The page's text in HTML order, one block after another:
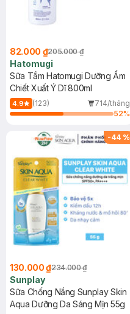
82.000 ₫205.000 ₫
Hatomugi
Sữa Tắm Hatomugi Dưỡng Ẩm
Chiết Xuất Ý Dĩ 800ml
4.9 (123)
714/tháng
52%
-44 %
130.000 ₫234.000 ₫
Sunplay
Sữa Chống Nắng Sunplay Skin
Aqua Dưỡng Da Sáng Mịn 55g